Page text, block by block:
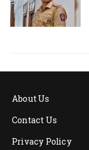
About Us
Contact Us
Privacy Policy